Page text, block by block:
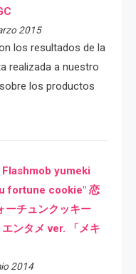
2015
los resultados de la
realizada a nuestro
los productos
yumeki
fortune cookie" 恋
ーチュンクッキー
ンタメ ver. 「メキ
2014